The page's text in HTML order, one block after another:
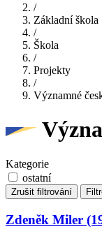
/
Základní škola
/
Škola
/
Projekty
/
Významné
Kategorie
ostatní
Zrušit filtrování
Zdeněk Miler